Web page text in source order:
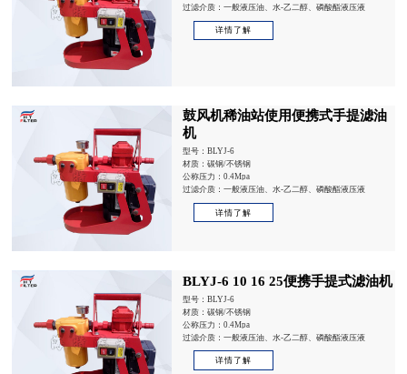
过滤介质：一般液压油、水-乙二醇、磷酸酯液压液
详情了解
鼓风机稀油站使用便携式手提滤油
机
型号：BLYJ-6
材质：碳钢/不锈钢
公称压力：0.4Mpa
过滤介质：一般液压油、水-乙二醇、磷酸酯液压液
详情了解
BLYJ-6 10 16 25便携手提式滤油机
型号：BLYJ-6
材质：碳钢/不锈钢
公称压力：0.4Mpa
过滤介质：一般液压油、水-乙二醇、磷酸酯液压液
详情了解